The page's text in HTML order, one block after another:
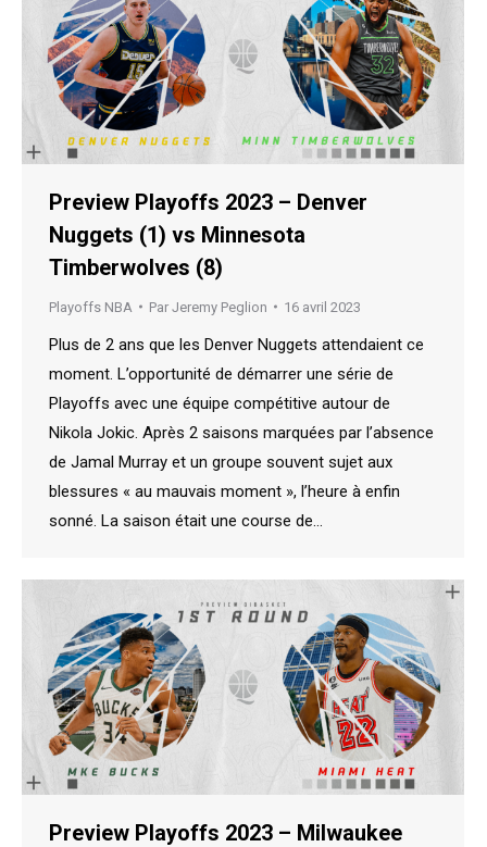
Preview Playoffs 2023 – Denver
Nuggets (1) vs Minnesota
Timberwolves (8)
Playoffs NBA Par Jeremy Peglion 16 avril 2023
Plus de 2 ans que les Denver Nuggets attendaient ce
moment. L’opportunité de démarrer une série de
Playoffs avec une équipe compétitive autour de
Nikola Jokic. Après 2 saisons marquées par l’absence
de Jamal Murray et un groupe souvent sujet aux
blessures « au mauvais moment », l’heure à enfin
sonné. La saison était une course de…
Preview Playoffs 2023 – Milwaukee